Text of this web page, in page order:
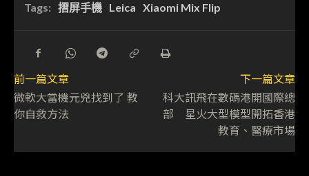
Tags: 摺屏手機 Leica Xiaomi Mix Flip
前一篇文章
微軟大當機元兇找到了 教
你自救方法
下一篇文章
科大訊飛在數碼港開國際總
部 星火大型模型開拓香港
教育、醫療市場